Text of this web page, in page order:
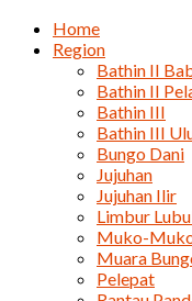
Home
Region
Bathin II
Bathin II
Bathin III
Bathin III
Bungo Dani
Jujuhan
Jujuhan Ilir
Limbur
Muko-
Muara
Pelepat